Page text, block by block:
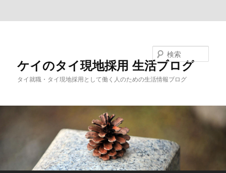
ケイのタイ現地採用 生活ブログ
タイ就職・タイ現地採用として働く人のための生活情報ブログ